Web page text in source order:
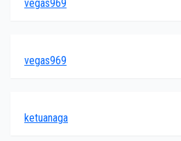
vegas969
vegas969
ketuanaga